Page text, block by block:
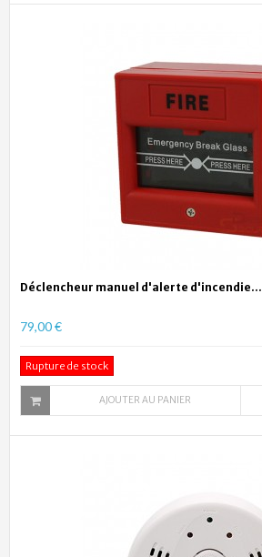
Déclencheur manuel d'alerte d'incendie...
79,00 €
Rupture de stock
AJOUTER AU PANIER